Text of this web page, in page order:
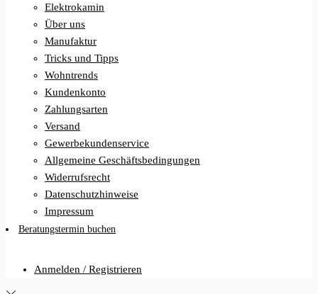
Elektrokamin
Über uns
Manufaktur
Tricks und Tipps
Wohntrends
Kundenkonto
Zahlungsarten
Versand
Gewerbekundenservice
Allgemeine Geschäftsbedingungen
Widerrufsrecht
Datenschutzhinweise
Impressum
Beratungstermin buchen
Anmelden / Registrieren